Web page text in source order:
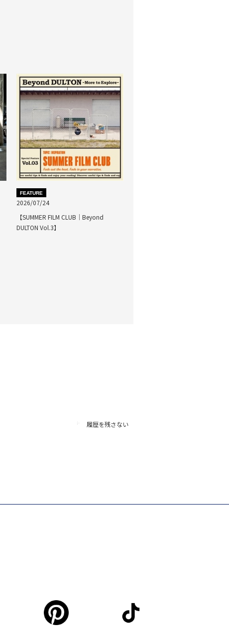
FEATURE
2026/07/24
【SUMMER FILM CLUB｜Beyond
DULTON Vol.3】
履歴を残さない